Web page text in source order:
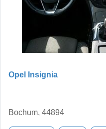
Opel Insignia
Bochum, 44894